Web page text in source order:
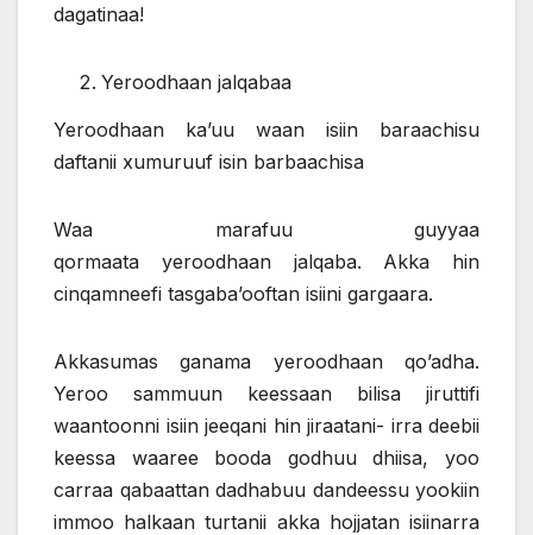
dagatinaa!
Yeroodhaan jalqabaa
Yeroodhaan ka’uu waan isiin baraachisu
daftanii xumuruuf isin barbaachisa
Waa marafuu guyyaa
qormaata yeroodhaan jalqaba. Akka hin
cinqamneefi tasgaba’ooftan isiini gargaara.
Akkasumas ganama yeroodhaan qo’adha.
Yeroo sammuun keessaan bilisa jiruttifi
waantoonni isiin jeeqani hin jiraatani- irra deebii
keessa waaree booda godhuu dhiisa, yoo
carraa qabaattan dadhabuu dandeessu yookiin
immoo halkaan turtanii akka hojjatan isiinarra